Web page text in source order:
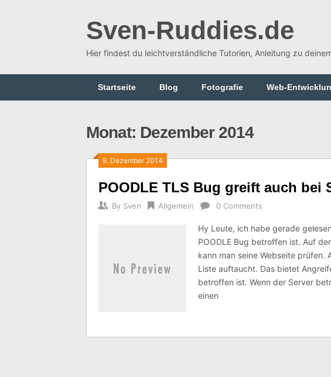
Sven-Ruddies.de
Hier findest du leichtverständliche Tutorien, Anleitung zu
Startseite Blog Fotografie Web-
Monat: Dezember 2014
9. Dezember 2014
POODLE TLS Bug greift auch bei
By Sven Allgemein 0 Comments
Hy Leute, ich habe gerade
POODLE Bug betroffen ist. Auf
kann man seine Webseite
Liste auftaucht. Das bietet
betroffen ist. Wenn der Server
einen